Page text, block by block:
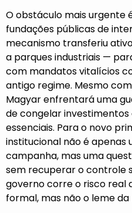
O obstáculo mais urgente
fundações públicas de
mecanismo transferiu
a parques industriais —
com mandatos vitalícios
antigo regime. Mesmo
Magyar enfrentará uma
de congelar
essenciais. Para o novo
institucional não é apenas
campanha, mas uma
sem recuperar o controle
governo corre o risco real
formal, mas não o leme da